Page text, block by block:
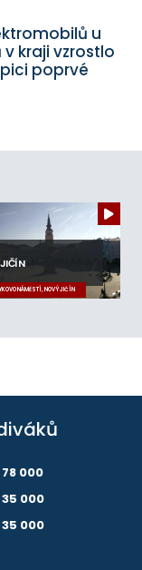
u
v kraji vzrostlo
poprvé
NÁMĚSTÍ, NOVÝ JIČÍN
78 000
35 000
35 000